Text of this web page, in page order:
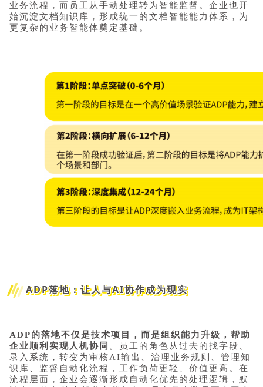
业务流程，而员工从手动处理转为智能监督。企业也开
始沉淀文档知识库，形成统一的文档智能能力体系，为
更复杂的业务智能体奠定基础。
ADP落地：让人与AI协作成为现实
ADP的落地不仅是技术项目，而是组织能力升级，帮助
企业顺利实现人机协同 。员工的角色从过去的找字段、
录入系统，转变为审核AI输出、治理业务规则、管理知
识库、监督自动化流程，工作负荷更轻、价值更高。在
流程层面，企业会逐渐形成自动化优先的处理逻辑，默